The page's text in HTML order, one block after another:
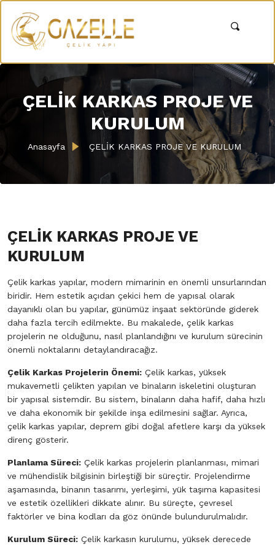
ÇELİK KARKAS PROJE VE
KURULUM
Anasayfa ÇELİK KARKAS PROJE VE KURULUM
ÇELİK KARKAS PROJE VE
KURULUM
Çelik karkas yapılar, modern mimarinin en önemli unsurlarından
biridir. Hem estetik açıdan çekici hem de yapısal olarak
dayanıklı olan bu yapılar, günümüz inşaat sektöründe giderek
daha fazla tercih edilmekte. Bu makalede, çelik karkas
projelerin ne olduğunu, nasıl planlandığını ve kurulum sürecinin
önemli noktalarını detaylandıracağız.
Çelik Karkas Projelerin Önemi: Çelik karkas, yüksek
mukavemetli çelikten yapılan ve binaların iskeletini oluşturan
bir yapısal sistemdir. Bu sistem, binaların daha hafif, daha hızlı
ve daha ekonomik bir şekilde inşa edilmesini sağlar. Ayrıca,
çelik karkas yapılar, deprem gibi doğal afetlere karşı da yüksek
direnç gösterir.
Planlama Süreci: Çelik karkas projelerin planlanması, mimari
ve mühendislik bilgisinin birleştiği bir süreçtir. Projelendirme
aşamasında, binanın tasarımı, yerleşimi, yük taşıma kapasitesi
ve estetik özellikleri dikkate alınır. Bu süreçte, çevresel
faktörler ve bina kodları da göz önünde bulundurulmalıdır.
Kurulum Süreci: Çelik karkasın kurulumu, yüksek derecede